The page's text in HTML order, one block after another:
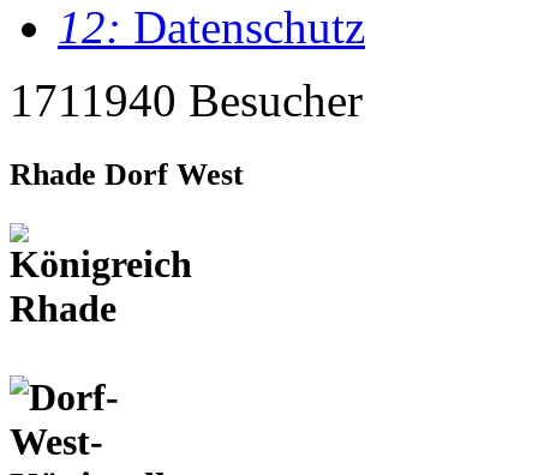
12: Datenschutz
1711940 Besucher
Rhade Dorf West